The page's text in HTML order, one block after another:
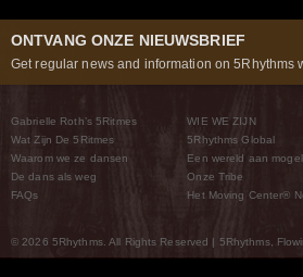
ONTVANG ONZE NIEUWSBRIEF
Get regular news and information on 5Rhythms
Gabrielle Roth’s 5Ritmes
Wat Zijn De 5Ritmes
Waarom we ze dansen
De dans als weg
FAQs
WIE WE ZIJN
5Rhythms Global
Een wereld aan
Onze Tribe
Het Moving Center®
© 2026 5Rhythms. All Rights Reserved | 5Rhythms,